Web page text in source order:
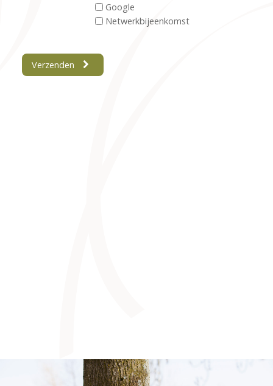
Google
Netwerkbijeenkomst